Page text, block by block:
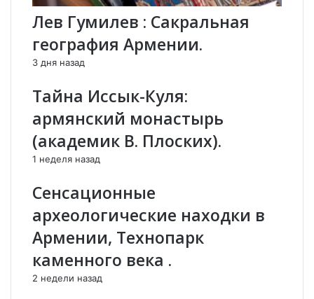
т
в
в
е
м
и
н
о
о
а
с
е
д
ы
х
Лев Гумилев : Сакральная
география Армении.
3 дня назад
Тайна Иссык-Куля:
армянский монастырь
(академик В. Плоских).
1 неделя назад
Сенсационные
археологические находки в
Армении, Технопарк
каменного века .
2 недели назад